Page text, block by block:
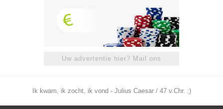
Uw advertentie hier? Mail ons
Ik kwam, ik zocht, ik vond - Julius Caesar / 47 v.Chr. ;)